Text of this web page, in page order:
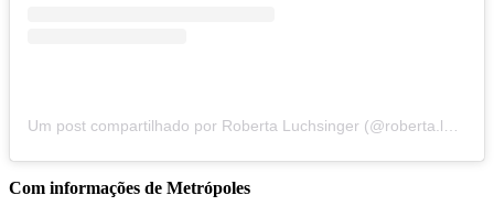
Com informações de Metrópoles